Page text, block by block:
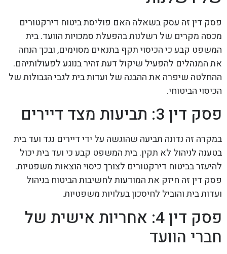
פסק דין זה עסק בשאלה האם פוליסת ביטוח דירקטורים
מכסה מקרים של רשלנות בהפעלת סמכויות הוועד. בית
המשפט קבע כי הכיסוי תקף בתנאים מסוימים, ובכך הנחה
את המנהלים להפעיל שיקול דעת זהיר בנוגע לפעולותיהם.
ההחלטה שיפרה את ההבנה של ועדות בית לגבי הגבולות של
הכיסוי הביטוחי.
פסק דין 3: תביעות מצד דיירים
במקרה זה נדונה תביעה שהוגשה על ידי דיירים נגד ועד בית
בטענה לניהול לא תקין. בית המשפט קבע כי ועד בית יכול
להיעזר בביטוח דירקטורים לצורך כיסוי הוצאות משפטיות.
פסק דין זה חיזק את המודעות לחשיבות הביטוח בניהול
ועדות בית והוביל לחיסכון בעלויות משפטיות.
פסק דין 4: אחריות אישית של
חברי הוועד